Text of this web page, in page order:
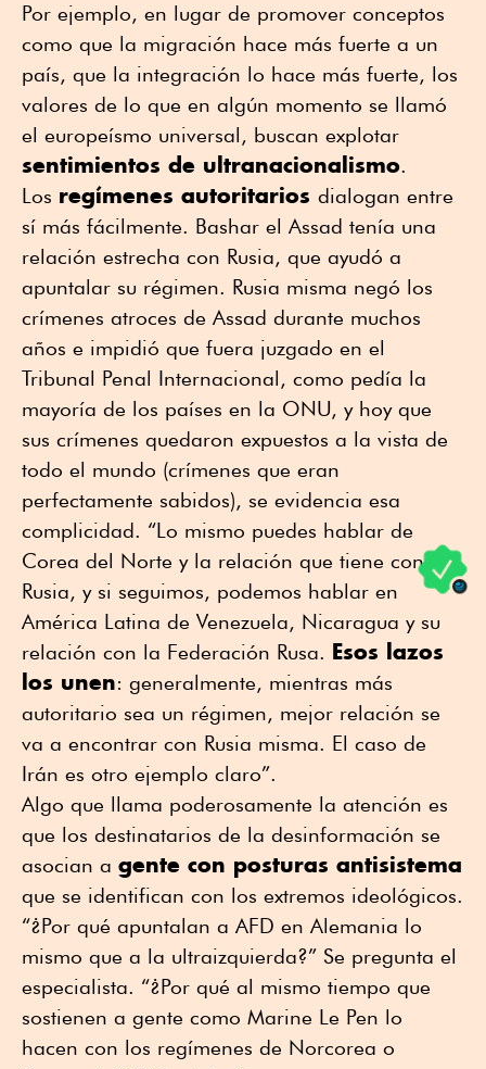
Por ejemplo, en lugar de promover conceptos
como que la migración hace más fuerte a un
país, que la integración lo hace más fuerte, los
valores de lo que en algún momento se llamó
el europeísmo universal, buscan explotar
sentimientos de ultranacionalismo.
Los regímenes autoritarios dialogan entre
sí más fácilmente. Bashar el Assad tenía una
relación estrecha con Rusia, que ayudó a
apuntalar su régimen. Rusia misma negó los
crímenes atroces de Assad durante muchos
años e impidió que fuera juzgado en el
Tribunal Penal Internacional, como pedía la
mayoría de los países en la ONU, y hoy que
sus crímenes quedaron expuestos a la vista de
todo el mundo (crímenes que eran
perfectamente sabidos), se evidencia esa
complicidad. “Lo mismo puedes hablar de
Corea del Norte y la relación que tiene con
Rusia, y si seguimos, podemos hablar en
América Latina de Venezuela, Nicaragua y su
relación con la Federación Rusa. Esos lazos
los unen: generalmente, mientras más
autoritario sea un régimen, mejor relación se
va a encontrar con Rusia misma. El caso de
Irán es otro ejemplo claro”.
Algo que llama poderosamente la atención es
que los destinatarios de la desinformación se
asocian a gente con posturas antisistema
que se identifican con los extremos ideológicos.
“¿Por qué apuntalan a AFD en Alemania lo
mismo que a la ultraizquierda?” Se pregunta el
especialista. “¿Por qué al mismo tiempo que
sostienen a gente como Marine Le Pen lo
hacen con los regímenes de Norcorea o